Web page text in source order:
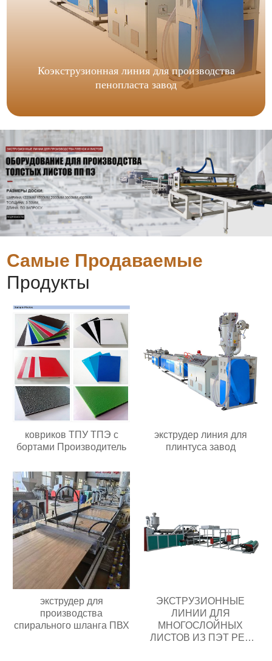
Коэкструзионная линия для производства
пенопласта завод
Самые Продаваемые
Продукты
ковриков ТПУ ТПЭ с
бортами Производитель
экструдер линия для
плинтуса завод
экструдер для
производства
спирального шланга ПВХ
ЭКСТРУЗИОННЫЕ
ЛИНИИ ДЛЯ
МНОГОСЛОЙНЫХ
ЛИСТОВ ИЗ ПЭТ PET